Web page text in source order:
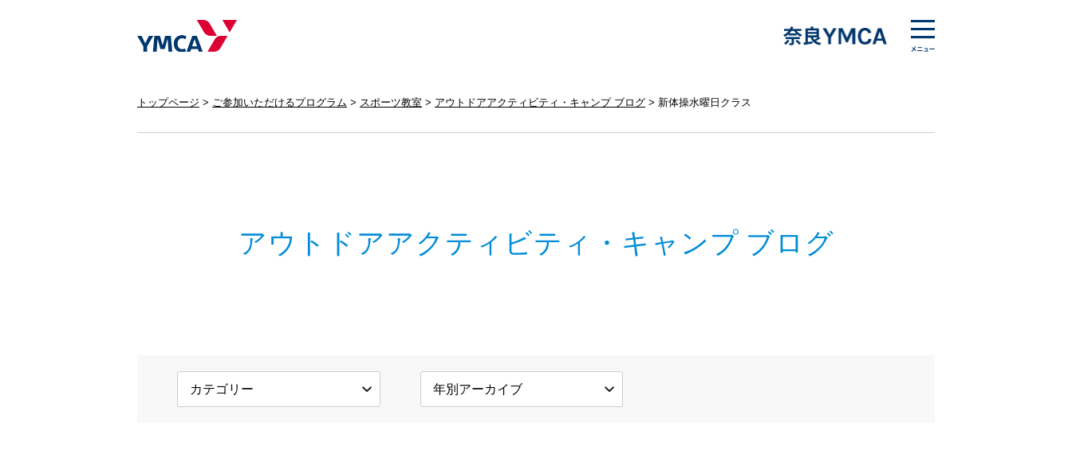
トップページ ご参加いただけるプログラム スポーツ教室 アウトドアアクティビティ・キャンプ ブログ 新体操水曜日クラス
アウトドアアクティビティ・キャンプ ブログ